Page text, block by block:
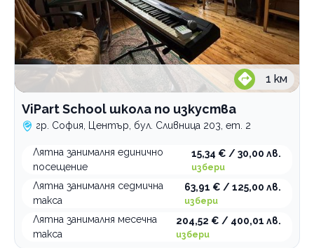
1 км
ViPart School школа по изкуства
гр. София, Център, бул. Сливница 203, ет. 2
Лятна занималня единично
посещение
15,34 € / 30,00 лв.
избери
Лятна занималня седмична
такса
63,91 € / 125,00 лв.
избери
Лятна занималня месечна
такса
204,52 € / 400,01 лв.
избери